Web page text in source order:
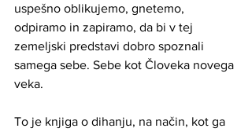
uspešno oblikujemo, gnetemo,
odpiramo in zapiramo, da bi v tej
zemeljski predstavi dobro spoznali
samega sebe. Sebe kot Človeka novega
veka.
To je knjiga o dihanju, na način, kot ga